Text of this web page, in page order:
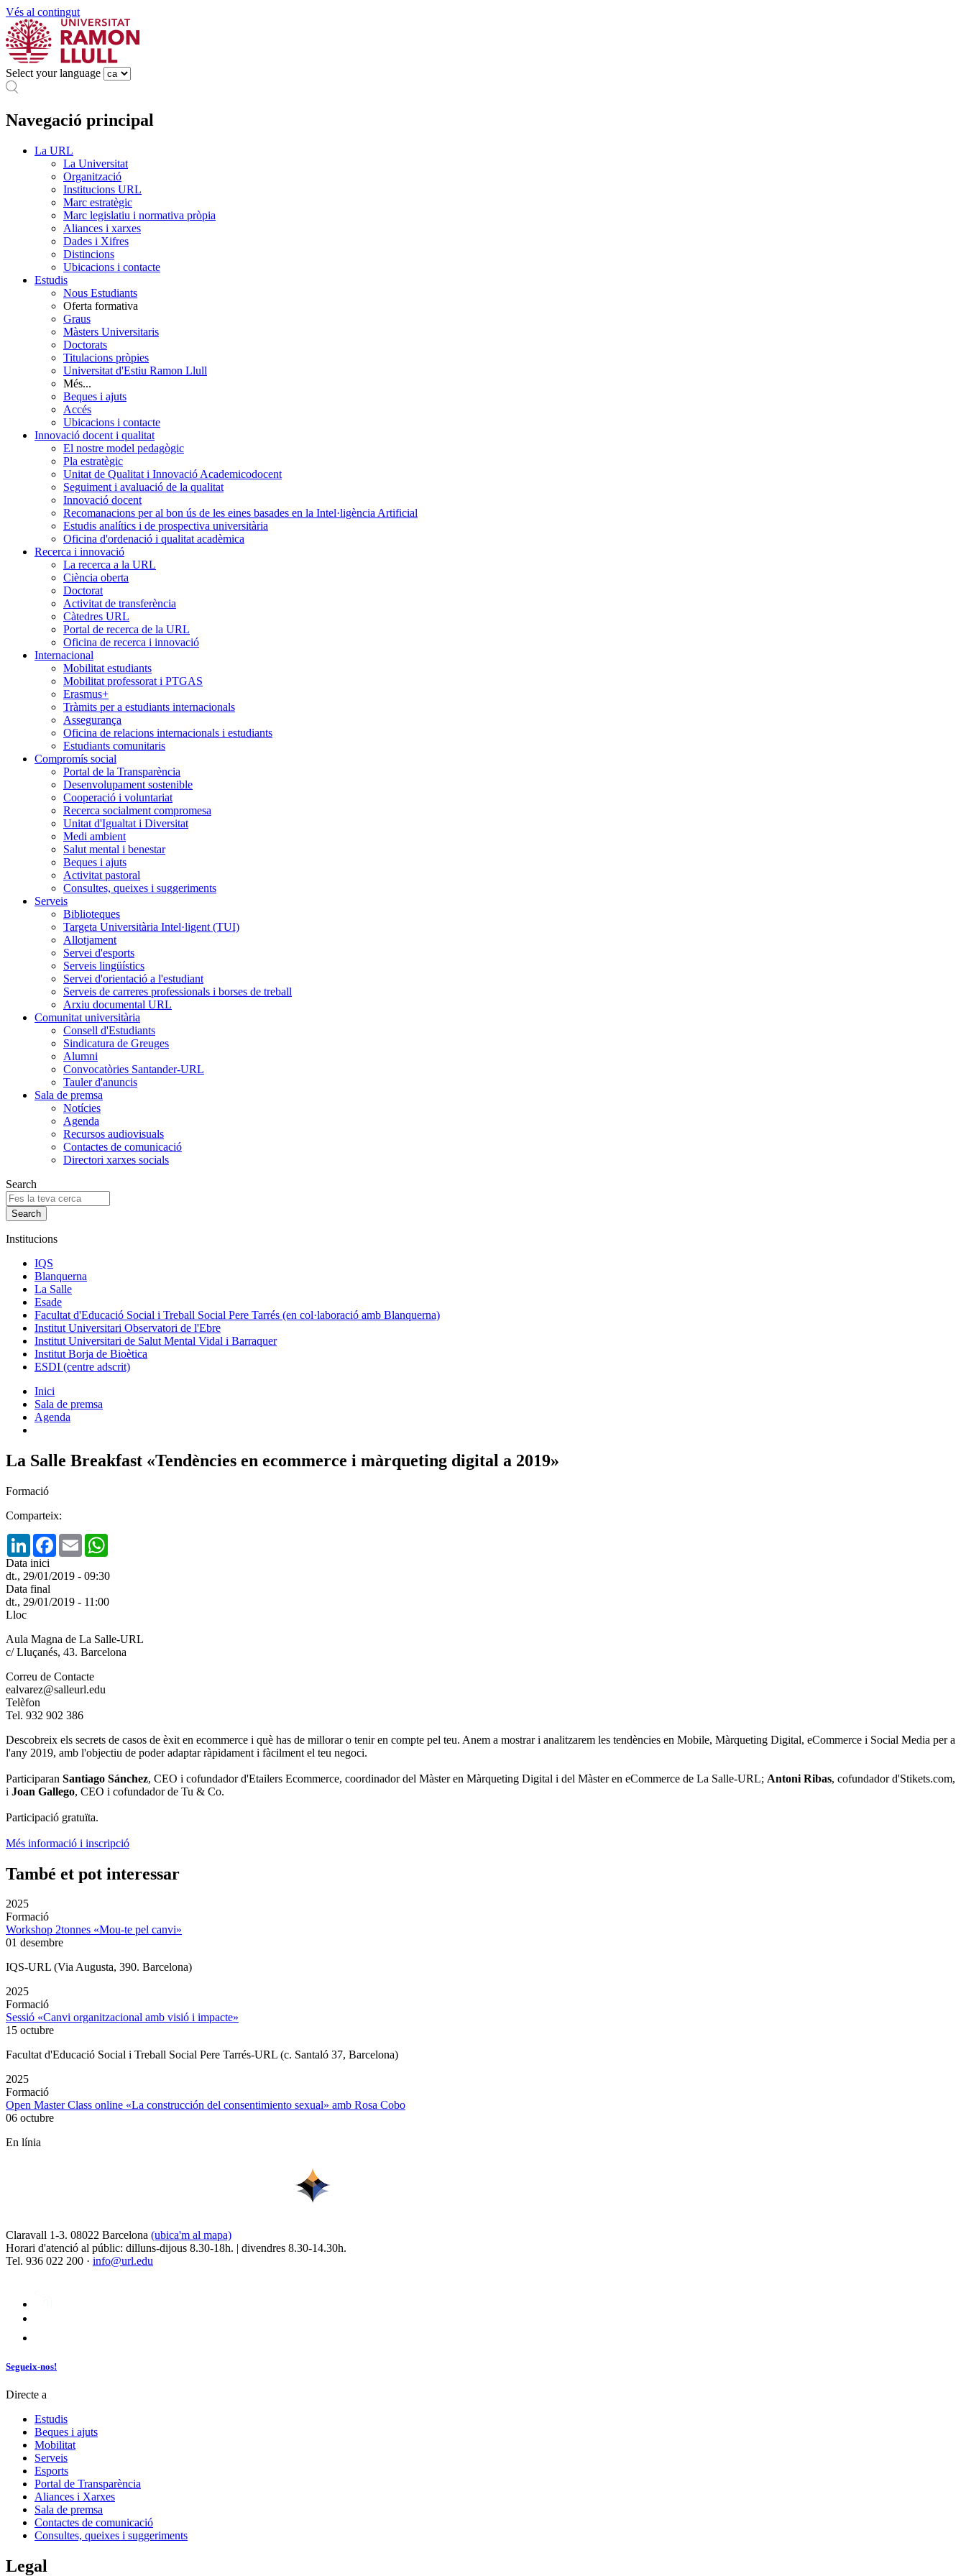
Vés al contingut
Select your language
Navegació principal
La URL
La Universitat
Organització
Institucions URL
Marc estratègic
Marc legislatiu i normativa pròpia
Aliances i xarxes
Dades i Xifres
Distincions
Ubicacions i contacte
Estudis
Nous Estudiants
Oferta formativa
Graus
Màsters Universitaris
Doctorats
Titulacions pròpies
Universitat d'Estiu Ramon Llull
Més...
Beques i ajuts
Accés
Ubicacions i contacte
Innovació docent i qualitat
El nostre model pedagògic
Pla estratègic
Unitat de Qualitat i Innovació Academicodocent
Seguiment i avaluació de la qualitat
Innovació docent
Recomanacions per al bon ús de les eines basades en la Intel·ligència Artificial
Estudis analítics i de prospectiva universitària
Oficina d'ordenació i qualitat acadèmica
Recerca i innovació
La recerca a la URL
Ciència oberta
Doctorat
Activitat de transferència
Càtedres URL
Portal de recerca de la URL
Oficina de recerca i innovació
Internacional
Mobilitat estudiants
Mobilitat professorat i PTGAS
Erasmus+
Tràmits per a estudiants internacionals
Assegurança
Oficina de relacions internacionals i estudiants
Estudiants comunitaris
Compromís social
Portal de la Transparència
Desenvolupament sostenible
Cooperació i voluntariat
Recerca socialment compromesa
Unitat d'Igualtat i Diversitat
Medi ambient
Salut mental i benestar
Beques i ajuts
Activitat pastoral
Consultes, queixes i suggeriments
Serveis
Biblioteques
Targeta Universitària Intel·ligent (TUI)
Allotjament
Servei d'esports
Serveis lingüístics
Servei d'orientació a l'estudiant
Serveis de carreres professionals i borses de treball
Arxiu documental URL
Comunitat universitària
Consell d'Estudiants
Sindicatura de Greuges
Alumni
Convocatòries Santander-URL
Tauler d'anuncis
Sala de premsa
Notícies
Agenda
Recursos audiovisuals
Contactes de comunicació
Directori xarxes socials
Search
Institucions
IQS
Blanquerna
La Salle
Esade
Facultat d'Educació Social i Treball Social Pere Tarrés (en col·laboració amb Blanquerna)
Institut Universitari Observatori de l'Ebre
Institut Universitari de Salut Mental Vidal i Barraquer
Institut Borja de Bioètica
ESDI (centre adscrit)
Inici
Sala de premsa
Agenda
La Salle Breakfast «Tendències en ecommerce i màrqueting digital a 2019»
Formació
Comparteix:
LinkedInFacebook
Email
Data inici
dt., 29/01/2019 - 09:30
Data final
dt., 29/01/2019 - 11:00
Lloc
Aula Magna de La Salle-URL
c/ Lluçanés, 43. Barcelona
Correu de Contacte
ealvarez@salleurl.edu
Telèfon
Tel. 932 902 386
Descobreix els secrets de casos de èxit en ecommerce i què has de millorar o tenir en compte pel teu. Anem a mostrar i analitzarem les tendències en Mobile, Màrqueting Digital, eCommerce i Social Media per a
l'any 2019, amb l'objectiu de poder adaptar ràpidament i fàcilment el teu negoci.
Participaran Santiago Sánchez, CEO i cofundador d'Etailers Ecommerce, coordinador del Màster en Màrqueting Digital i del Màster en eCommerce de La Salle-URL; Antoni Ribas, cofundador d'Stikets.com,
i Joan Gallego, CEO i cofundador de Tu & Co.
Participació gratuïta.
Més informació i inscripció
També et pot interessar
2025
Formació
Workshop 2tonnes «Mou-te pel canvi»
01 desembre
IQS-URL (Via Augusta, 390. Barcelona)
2025
Formació
Sessió «Canvi organitzacional amb visió i impacte»
15 octubre
Facultat d'Educació Social i Treball Social Pere Tarrés-URL (c. Santaló 37, Barcelona)
2025
Formació
Open Master Class online «La construcción del consentimiento sexual» amb Rosa Cobo
06 octubre
En línia
Claravall 1-3. 08022 Barcelona (ubica'm al mapa)
Horari d'atenció al públic: dilluns-dijous 8.30-18h. | divendres 8.30-14.30h.
Tel. 936 022 200 · info@url.edu
Segueix-nos!
Directe a
Estudis
Beques i ajuts
Mobilitat
Serveis
Esports
Portal de Transparència
Aliances i Xarxes
Sala de premsa
Contactes de comunicació
Consultes, queixes i suggeriments
Legal